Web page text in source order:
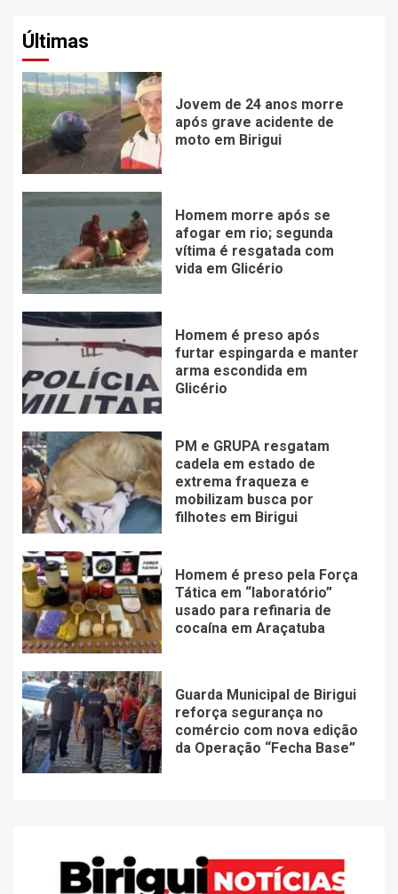
Últimas
Jovem de 24 anos morre
após grave acidente de
moto em Birigui
Homem morre após se
afogar em rio; segunda
vítima é resgatada com
vida em Glicério
Homem é preso após
furtar espingarda e manter
arma escondida em
Glicério
PM e GRUPA resgatam
cadela em estado de
extrema fraqueza e
mobilizam busca por
filhotes em Birigui
Homem é preso pela Força
Tática em “laboratório”
usado para refinaria de
cocaína em Araçatuba
Guarda Municipal de Birigui
reforça segurança no
comércio com nova edição
da Operação “Fecha Base”